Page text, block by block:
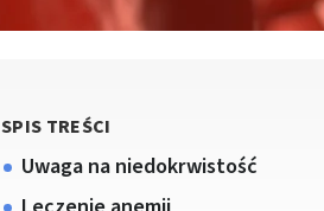
SPIS TREŚCI
Uwaga na niedokrwistość